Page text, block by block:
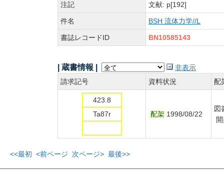
注記 文献: p[192]
件名 BSH 流体力学//L
書誌レコードID BN10585143
| 蔵書情報 |
非表示
請求記号
資料状況 配
423.8
Ta87r
配架 1998/08/22
図
<<最初 <前ページ 次ページ> 最後>>